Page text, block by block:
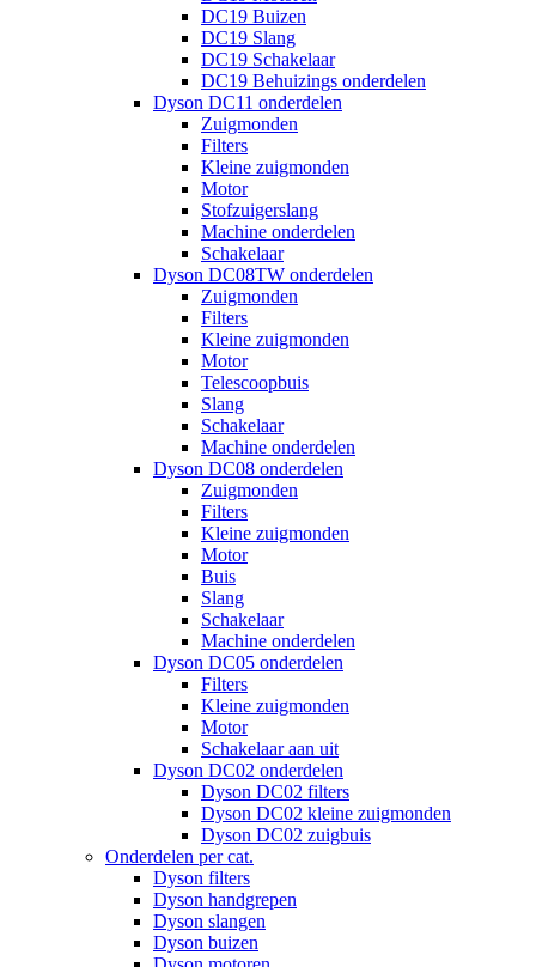
DC19 Buizen
DC19 Slang
DC19 Schakelaar
DC19 Behuizings onderdelen
Dyson DC11 onderdelen
Zuigmonden
Filters
Kleine zuigmonden
Motor
Stofzuigerslang
Machine onderdelen
Schakelaar
Dyson DC08TW onderdelen
Zuigmonden
Filters
Kleine zuigmonden
Motor
Telescoopbuis
Slang
Schakelaar
Machine onderdelen
Dyson DC08 onderdelen
Zuigmonden
Filters
Kleine zuigmonden
Motor
Buis
Slang
Schakelaar
Machine onderdelen
Dyson DC05 onderdelen
Filters
Kleine zuigmonden
Motor
Schakelaar aan uit
Dyson DC02 onderdelen
Dyson DC02 filters
Dyson DC02 kleine zuigmonden
Dyson DC02 zuigbuis
Onderdelen per cat.
Dyson filters
Dyson handgrepen
Dyson slangen
Dyson buizen